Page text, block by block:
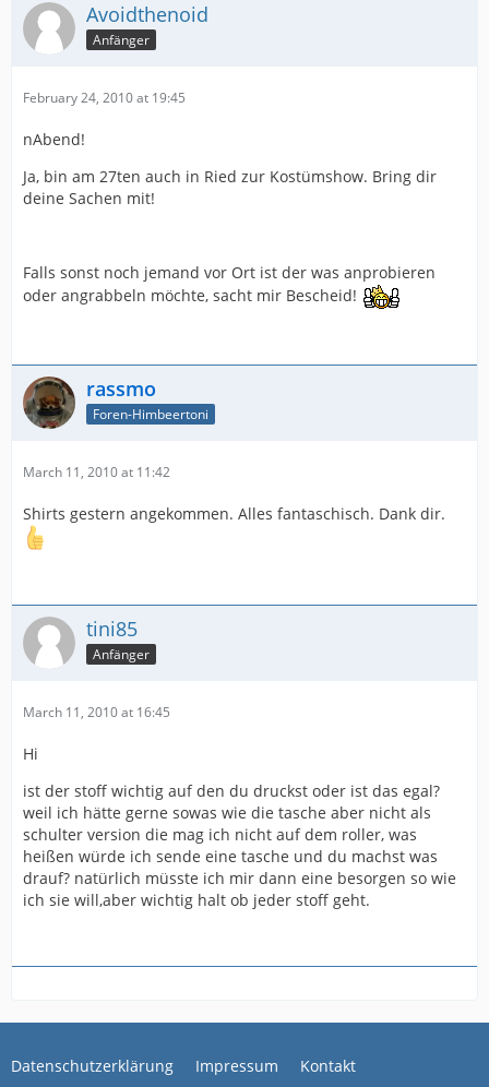
Avoidthenoid
Anfänger
February 24, 2010 at 19:45
nAbend!
Ja, bin am 27ten auch in Ried zur Kostümshow. Bring dir
deine Sachen mit!
Falls sonst noch jemand vor Ort ist der was anprobieren
oder angrabbeln möchte, sacht mir Bescheid!
rassmo
Foren-Himbeertoni
March 11, 2010 at 11:42
Shirts gestern angekommen. Alles fantaschisch. Dank dir.
tini85
Anfänger
March 11, 2010 at 16:45
Hi
ist der stoff wichtig auf den du druckst oder ist das egal?
weil ich hätte gerne sowas wie die tasche aber nicht als
schulter version die mag ich nicht auf dem roller, was
heißen würde ich sende eine tasche und du machst was
drauf? natürlich müsste ich mir dann eine besorgen so wie
ich sie will,aber wichtig halt ob jeder stoff geht.
Datenschutzerklärung Impressum Kontakt